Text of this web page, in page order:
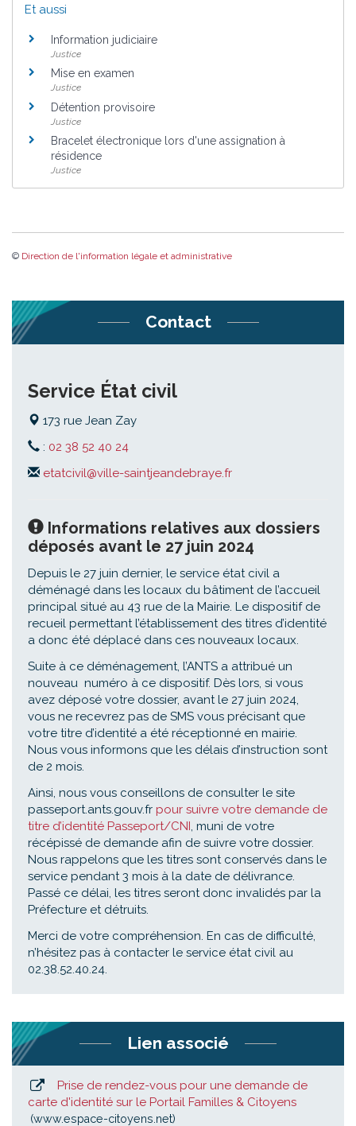
Et aussi
Information judiciaire
Justice
Mise en examen
Justice
Détention provisoire
Justice
Bracelet électronique lors d'une assignation à
résidence
Justice
© Direction de l'information légale et administrative
Contact
Service État civil
173 rue Jean Zay
: 02 38 52 40 24
etatcivil@ville-saintjeandebraye.fr
Informations relatives aux dossiers
déposés avant le 27 juin 2024
Depuis le 27 juin dernier, le service état civil a
déménagé dans les locaux du bâtiment de l’accueil
principal situé au 43 rue de la Mairie. Le dispositif de
recueil permettant l’établissement des titres d’identité
a donc été déplacé dans ces nouveaux locaux.
Suite à ce déménagement, l’ANTS a attribué un
nouveau numéro à ce dispositif. Dès lors, si vous
avez déposé votre dossier, avant le 27 juin 2024,
vous ne recevrez pas de SMS vous précisant que
votre titre d’identité a été réceptionné en mairie.
Nous vous informons que les délais d’instruction sont
de 2 mois.
Ainsi, nous vous conseillons de consulter le site
passeport.ants.gouv.fr pour suivre votre demande de
titre d’identité Passeport/CNI, muni de votre
récépissé de demande afin de suivre votre dossier.
Nous rappelons que les titres sont conservés dans le
service pendant 3 mois à la date de délivrance.
Passé ce délai, les titres seront donc invalidés par la
Préfecture et détruits.
Merci de votre compréhension. En cas de difficulté,
n’hésitez pas à contacter le service état civil au
02.38.52.40.24.
Lien associé
Prise de rendez-vous pour une demande de
carte d'identité sur le Portail Familles & Citoyens
www.espace-citoyens.net